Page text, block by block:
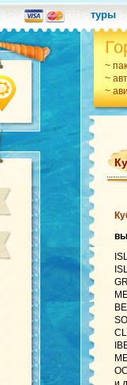
туры
~
~
~